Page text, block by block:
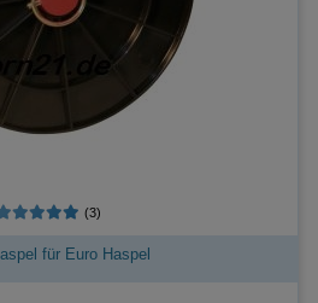
(3)
für Euro Haspel